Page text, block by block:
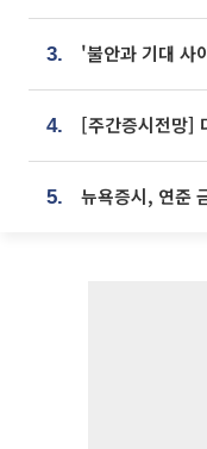
3.
4.
5.